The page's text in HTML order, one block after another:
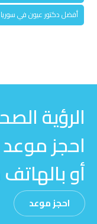
أفضل دكتور عيون في سوريا
الرؤية
احجز موعد
أو
احجز موعد